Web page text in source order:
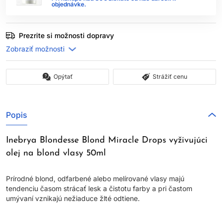
objednávke.
Prezrite si možnosti dopravy
Opýtať Strážiť cenu
Popis
Inebrya Blondesse Blond Miracle Drops vyživujúci
olej na blond vlasy 50ml
Prírodné blond, odfarbené alebo melírované vlasy majú
tendenciu časom strácať lesk a čistotu farby a pri častom
umývaní vznikajú nežiaduce žlté odtiene.